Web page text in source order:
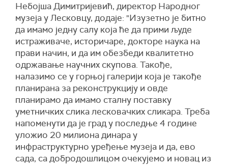
Небојша Димитријевић, директор Народног
музеја у Лесковцу, додаје: "Изузетно је битно
да имамо једну салу која ће да прими људе
истраживаче, историчаре, докторе наука на
прави начин, и да им обезбеди квалитетно
одржавање научних скупова. Такође,
налазимо се у горњој галерији која је такође
планирана за реконструкцију и овде
планирамо да имамо сталну поставку
уметничких слика лесковачких сликара. Треба
напоменути да је град у последње 4 године
уложио 20 милиона динара у
инфраструктурно уређење музеја и да, ево
сада, са добродошлицом очекујемо и новац из